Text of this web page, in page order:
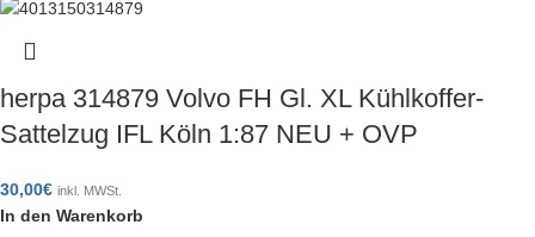
herpa 314879 Volvo FH Gl. XL Kühlkoffer-
Sattelzug IFL Köln 1:87 NEU + OVP
30,00€ inkl. MWSt.
In den Warenkorb